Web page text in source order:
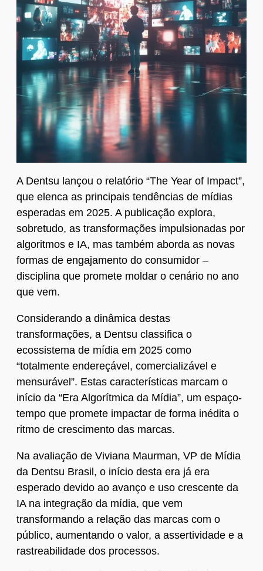
A Dentsu lançou o relatório “The Year of Impact”,
que elenca as principais tendências de mídias
esperadas em 2025. A publicação explora,
sobretudo, as transformações impulsionadas por
algoritmos e IA, mas também aborda as novas
formas de engajamento do consumidor –
disciplina que promete moldar o cenário no ano
que vem.
Considerando a dinâmica destas
transformações, a Dentsu classifica o
ecossistema de mídia em 2025 como
“totalmente endereçável, comercializável e
mensurável”. Estas características marcam o
início da “Era Algorítmica da Mídia”, um espaço-
tempo que promete impactar de forma inédita o
ritmo de crescimento das marcas.
Na avaliação de Viviana Maurman, VP de Mídia
da Dentsu Brasil, o início desta era já era
esperado devido ao avanço e uso crescente da
IA na integração da mídia, que vem
transformando a relação das marcas com o
público, aumentando o valor, a assertividade e a
rastreabilidade dos processos.